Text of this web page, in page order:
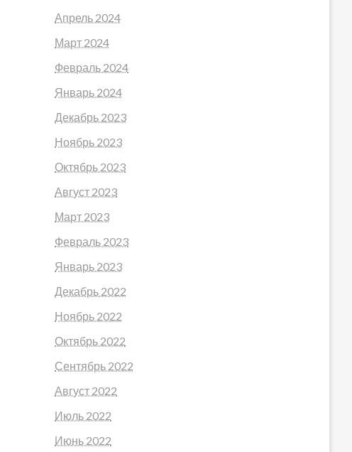
Апрель 2024
Март 2024
Февраль 2024
Январь 2024
Декабрь 2023
Ноябрь 2023
Октябрь 2023
Август 2023
Март 2023
Февраль 2023
Январь 2023
Декабрь 2022
Ноябрь 2022
Октябрь 2022
Сентябрь 2022
Август 2022
Июль 2022
Июнь 2022